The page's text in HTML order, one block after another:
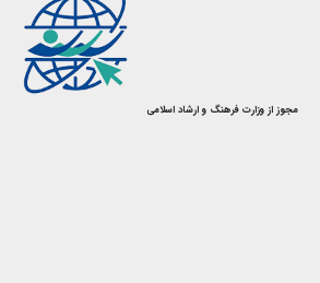
مجوز از وزارت فرهنگ و ارشاد اسلامی